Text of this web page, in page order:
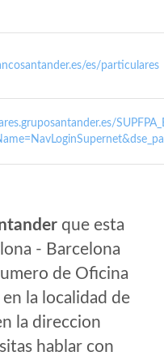
es/particulares
que esta
- Barcelona
de Oficina
la localidad de
la direccion
hablar con